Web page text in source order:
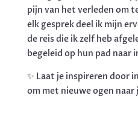
pijn van het verleden om
elk gesprek deel ik mijn
de reis die ik zelf heb
begeleid op hun pad naar
✨ Laat je inspireren door
om met nieuwe ogen naar